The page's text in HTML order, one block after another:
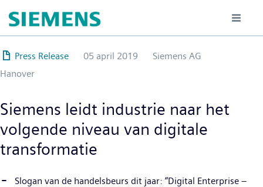
en
naar
de
inhoud
gaan
Press Release 05 april 2019
Siemens AG
Hanover
Siemens leidt industrie naar het
volgende niveau van digitale
transformatie
Slogan van de handelsbeurs dit jaar: “Digital Enterprise –